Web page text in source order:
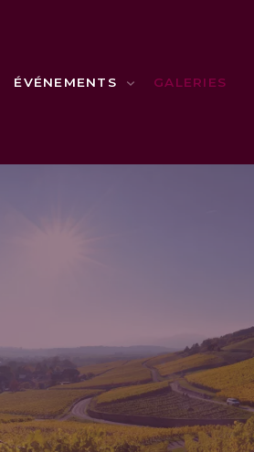
ÉVÉNEMENTS GALERIES